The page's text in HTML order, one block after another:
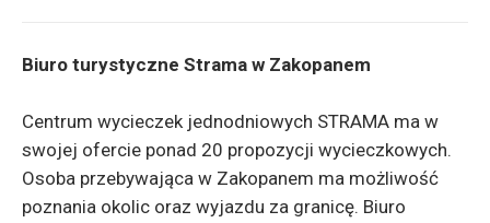
Biuro turystyczne Strama w Zakopanem
Centrum wycieczek jednodniowych STRAMA ma w
swojej ofercie ponad 20 propozycji wycieczkowych.
Osoba przebywająca w Zakopanem ma możliwość
poznania okolic oraz wyjazdu za granicę. Biuro